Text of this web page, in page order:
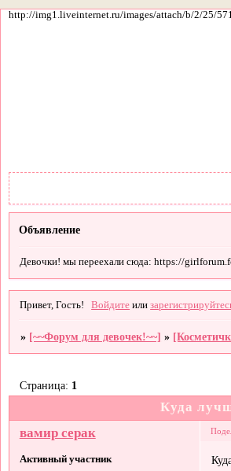
http://img1.liveinternet.ru/images/attach/b/2/25/
Объявление
Девочки! мы переехали сюда: https://
Привет, Гость! Войдите или
» [~~Форум для девочек!~~] »
Куда
Страница: 1
вамир серак
Активный участник